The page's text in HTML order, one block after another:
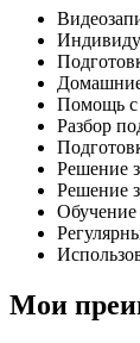
Помощь с
Разбор
Решение
Решение
Обучение
Мои